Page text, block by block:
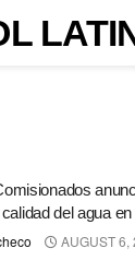
del agua
AUGUST 6,